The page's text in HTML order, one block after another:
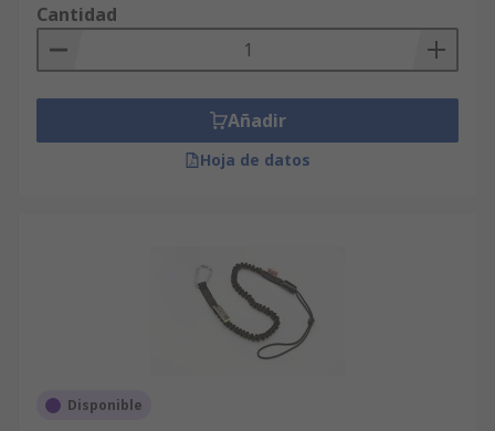
utilizar nuestro sitio para filtrar la búsqueda de
artículos de Soportes con Cordón para
Herramientas por marca, fabricante,
selección mostrará una gama de productos, que
abarcarán desde la tecnología punta y productos
de alta gama hasta los productos básicos pero
Cantidad
Añadir
Hoja de datos
Disponible